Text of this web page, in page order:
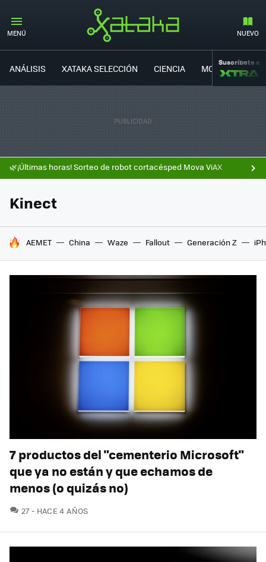
MENÚ NUEVO
ANÁLISIS XATAKA SELECCIÓN CIENCIA MOVILIDAD
Suscríbete a
🌿¡Últimas horas! Sorteo de robot cortacésped Mova ViAX
Kinect
HOY SE HABLA DE
AEMET China Waze Fallout Generación Z
7 productos del "cementerio Microsoft"
que ya no están y que echamos de
menos (o quizás no)
27COMENTARIOS
HACE 4 AÑOS